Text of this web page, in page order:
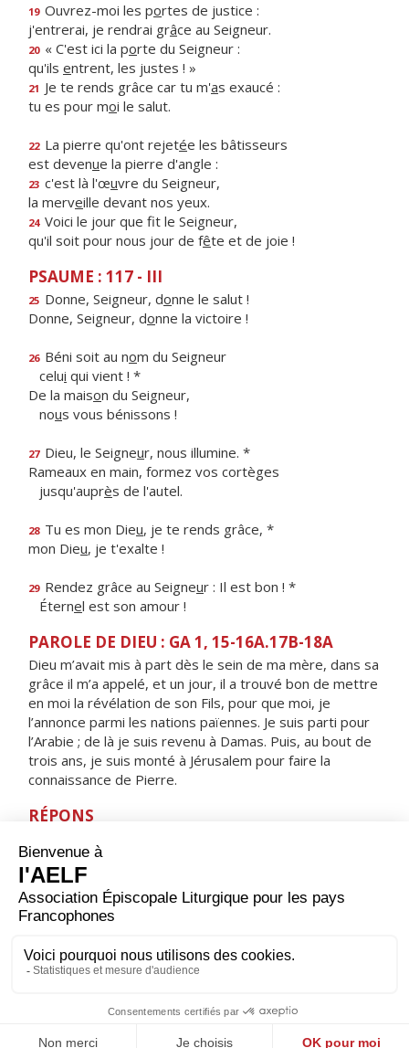
19 Ouvrez-moi les portes de justice :
j'entrerai, je rendrai grâce au Seigneur.
20 « C'est ici la porte du Seigneur :
qu'ils entrent, les justes ! »
21 Je te rends grâce car tu m'as exaucé :
tu es pour moi le salut.
22 La pierre qu'ont rejetée les bâtisseurs
est devenue la pierre d'angle :
23 c'est là l'œuvre du Seigneur,
la merveille devant nos yeux.
24 Voici le jour que ft le Seigneur,
qu'il soit pour nous jour de fête et de joie !
PSAUME : 117 - III
25 Donne, Seigneur, donne le salut !
Donne, Seigneur, donne la victoire !
26 Béni soit au nom du Seigneur
celui qui vient ! *
De la maison du Seigneur,
nous vous bénissons !
27 Dieu, le Seigneur, nous illumine. *
Rameaux en main, formez vos cortèges
jusqu'auprès de l'autel.
28 Tu es mon Dieu, je te rends grâce, *
mon Dieu, je t'exalte !
29 Rendez grâce au Seigneur : Il est bon ! *
Éternel est son amour !
PAROLE DE DIEU : GA 1, 15-16A.17B-18A
Dieu m’avait mis à part dès le sein de ma mère, dans sa
grâce il m’a appelé, et un jour, il a trouvé bon de mettre
en moi la révélation de son Fils, pour que moi, je
l’annonce parmi les nations païennes. Je suis parti pour
l’Arabie ; de là je suis revenu à Damas. Puis, au bout de
trois ans, je suis monté à Jérusalem pour faire la
connaissance de Pierre.
RÉPONS
les lois qu'il leur donna.
ORAISON
Seigneur, tu nous as donné ce jour de sainte joie pour
ton Église une fidélité parfaite à leur enseignement,
puisqu'elle reçut par eux la première annonce de la foi.